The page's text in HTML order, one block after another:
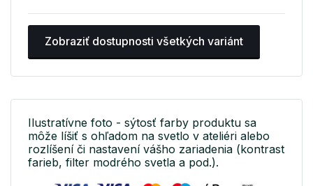
Zobraziť dostupnosti všetkých variánt
Ilustratívne foto - sýtosť farby produktu sa
môže líšiť s ohľadom na svetlo v ateliéri alebo
rozlíšení či nastavení vášho zariadenia (kontrast
farieb, filter modrého svetla a pod.).